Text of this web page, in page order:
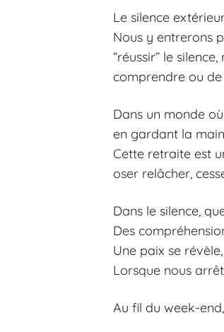
Le silence
Nous y entrerons
“réussir” le
comprendre ou
Dans un monde
en gardant la
Cette retraite est
oser relâcher,
Dans le silence,
Des
Une paix se
Lorsque nous
Au fil du week-